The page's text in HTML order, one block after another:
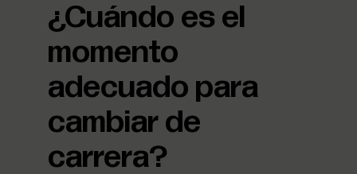
¿Cuándo es el
momento
adecuado para
cambiar de
carrera?